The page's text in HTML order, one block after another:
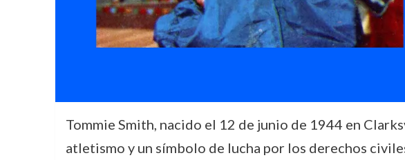
Tommie Smith, nacido el 12 de junio de 1944 en
atletismo y un símbolo de lucha por los derechos